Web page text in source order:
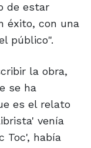
de estar
éxito, con una
público".
la obra,
se ha
es el relato
venía
Toc', había